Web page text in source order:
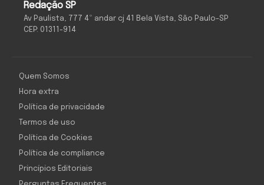
Redação SP
Av Paulista, 777 4º andar cj 41 Bela Vista, São Paulo-SP
CEP: 01311-914
Quem Somos
Hora extra
Política de privacidade
Termos de uso
Política de Cookies
Política de compliance
Princípios Editoriais